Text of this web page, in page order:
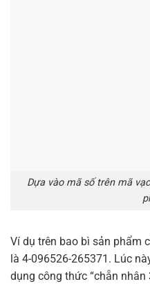
Dựa vào mã số trên mã
Ví dụ trên bao bì sản phẩm
là 4-096526-265371. Lúc
dụng công thức “chẵn nhân